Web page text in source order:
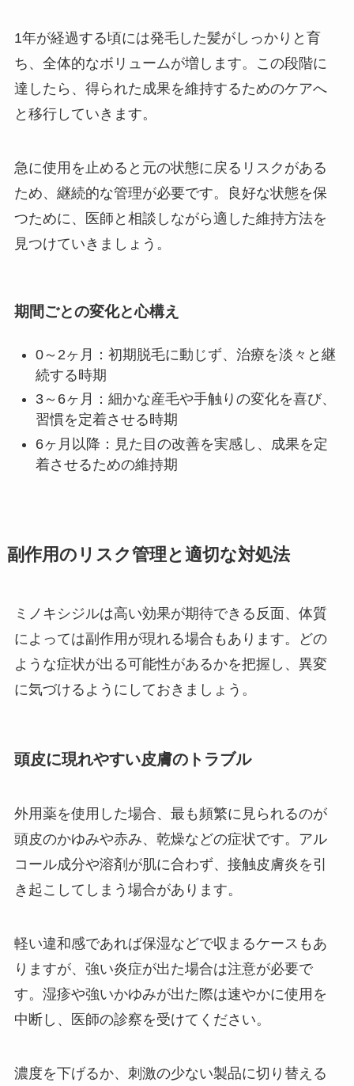
1年が経過する頃には発毛した髪がしっかりと育
ち、全体的なボリュームが増します。この段階に
達したら、得られた成果を維持するためのケアへ
と移行していきます。
急に使用を止めると元の状態に戻るリスクがある
ため、継続的な管理が必要です。良好な状態を保
つために、医師と相談しながら適した維持方法を
見つけていきましょう。
期間ごとの変化と心構え
0～2ヶ月：初期脱毛に動じず、治療を淡々と継
続する時期
3～6ヶ月：細かな産毛や手触りの変化を喜び、
習慣を定着させる時期
6ヶ月以降：見た目の改善を実感し、成果を定
着させるための維持期
副作用のリスク管理と適切な対処法
ミノキシジルは高い効果が期待できる反面、体質
によっては副作用が現れる場合もあります。どの
ような症状が出る可能性があるかを把握し、異変
に気づけるようにしておきましょう。
頭皮に現れやすい皮膚のトラブル
外用薬を使用した場合、最も頻繁に見られるのが
頭皮のかゆみや赤み、乾燥などの症状です。アル
コール成分や溶剤が肌に合わず、接触皮膚炎を引
き起こしてしまう場合があります。
軽い違和感であれば保湿などで収まるケースもあ
りますが、強い炎症が出た場合は注意が必要で
す。湿疹や強いかゆみが出た際は速やかに使用を
中断し、医師の診察を受けてください。
濃度を下げるか、刺激の少ない製品に切り替える